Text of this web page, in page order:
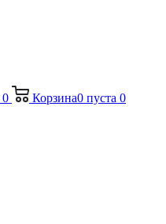
0 Корзина0 пуста 0